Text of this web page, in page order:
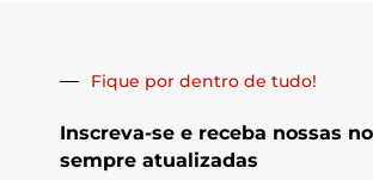
Fique por dentro de tudo!
Inscreva-se e receba nossas
sempre atualizadas